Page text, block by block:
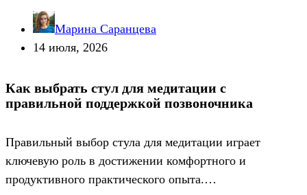
Марина Саранцева
14 июля, 2026
Как выбрать стул для медитации с
правильной поддержкой позвоночника
Правильный выбор стула для медитации играет
ключевую роль в достижении комфортного и
продуктивного практического опыта.…